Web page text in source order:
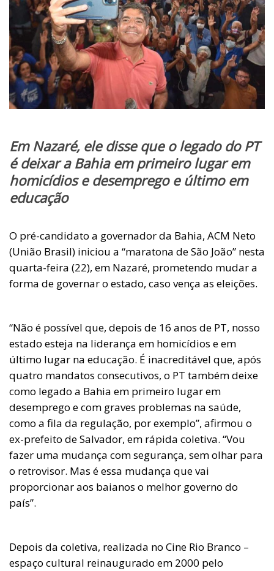
Em Nazaré, ele disse que o legado do PT
é deixar a Bahia em primeiro lugar em
homicídios e desemprego e último em
educação
O pré-candidato a governador da Bahia, ACM Neto
(União Brasil) iniciou a “maratona de São João” nesta
quarta-feira (22), em Nazaré, prometendo mudar a
forma de governar o estado, caso vença as eleições.
“Não é possível que, depois de 16 anos de PT, nosso
estado esteja na liderança em homicídios e em
último lugar na educação. É inacreditável que, após
quatro mandatos consecutivos, o PT também deixe
como legado a Bahia em primeiro lugar em
desemprego e com graves problemas na saúde,
como a fila da regulação, por exemplo”, afirmou o
ex-prefeito de Salvador, em rápida coletiva. “Vou
fazer uma mudança com segurança, sem olhar para
o retrovisor. Mas é essa mudança que vai
proporcionar aos baianos o melhor governo do
país”.
Depois da coletiva, realizada no Cine Rio Branco –
espaço cultural reinaugurado em 2000 pelo